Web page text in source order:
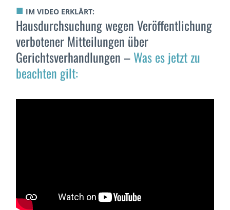
■ IM VIDEO ERKLÄRT:
Hausdurchsuchung wegen Veröffentlichung
verbotener Mitteilungen über
Gerichtsverhandlungen –Was es jetzt zu
beachten gilt: